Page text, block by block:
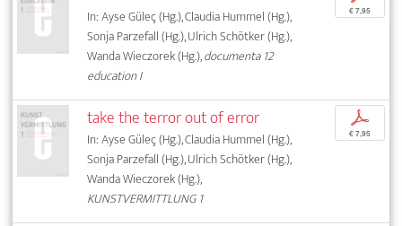
In: Ayse Güleç (Hg.), Claudia Hummel (Hg.),
Sonja Parzefall (Hg.), Ulrich Schötker (Hg.),
Wanda Wieczorek (Hg.),documenta 12
education I
€ 7,95
take the terror out of error
In: Ayse Güleç (Hg.), Claudia Hummel (Hg.),
Sonja Parzefall (Hg.), Ulrich Schötker (Hg.),
Wanda Wieczorek (Hg.),
KUNSTVERMITTLUNG 1
p
€ 7,95